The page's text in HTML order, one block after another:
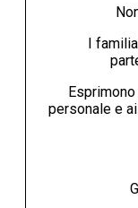
I
personale e